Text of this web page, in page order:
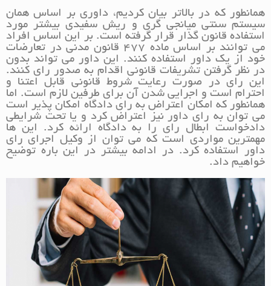
همانطور که در بالاتر بیان کردیم، داوری بر اساس همان
سیستم سنتی میانجی گری و ریش سفیدی بیشتر مورد
استفاده قانون گذار قرار گرفته است. بر این اساس افراد
می توانند بر اساس ماده 477 قانون مدنی در تعارضات
خود از یک داور استفاده کنند. این داور می تواند بدون
در نظر گرفتن تشریفات قانونی اقدام به صدور رای کنند.
این رای در صورت رعایت شروط قانونی قابل اعتنا و
احترام است و اجرایی شدن آن برای طرفین لازم است. اما
همانطور که امکان اعتراض به رای دادگاه امکان پذیر است
می توان به رای داور نیز اعتراض کرد و یا تحت شرایطی
دادخواست ابطال رای را به دادگاه ارائه کرد. این ها
مهمترین مواردی است که می توان از وکیل اجرای رای
داور استفاده کرد. در ادامه بیشتر در این باره توضیح
خواهیم داد.